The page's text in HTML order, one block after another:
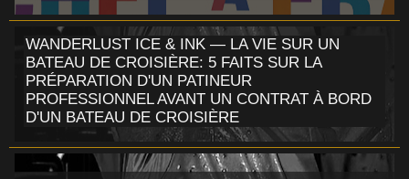
WANDERLUST ICE & INK — LA VIE SUR UN
BATEAU DE CROISIÈRE: 5 FAITS SUR LA
PRÉPARATION D'UN PATINEUR
PROFESSIONNEL AVANT UN CONTRAT À BORD
D'UN BATEAU DE CROISIÈRE